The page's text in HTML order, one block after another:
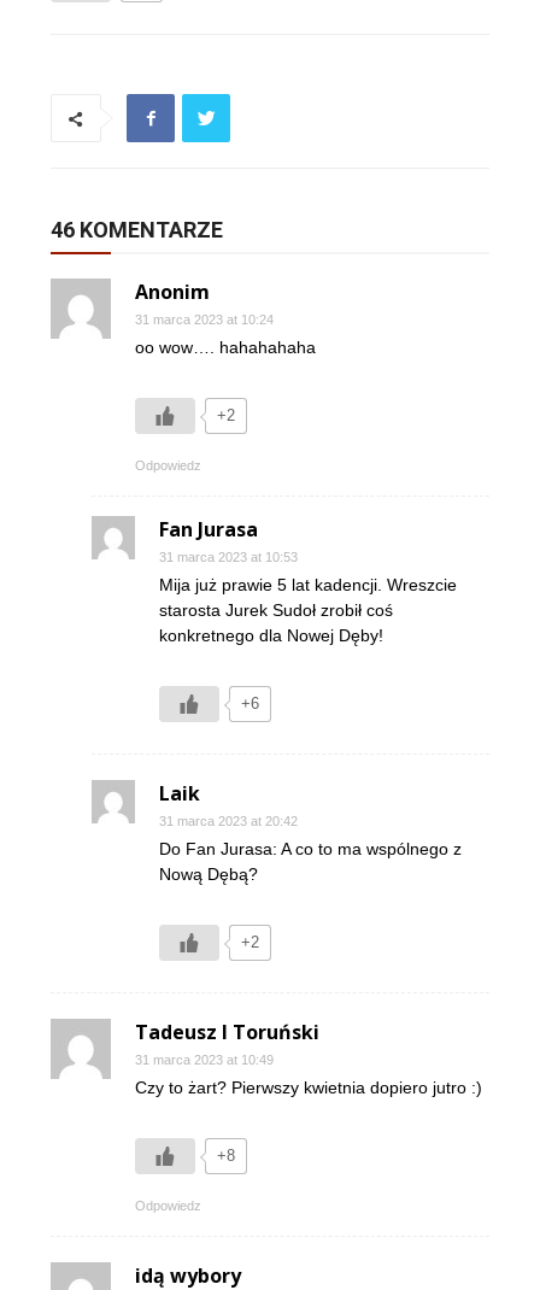
46 KOMENTARZE
Anonim
31 marca 2023 at 10:24
oo wow…. hahahahaha
+2
Odpowiedz
Fan Jurasa
31 marca 2023 at 10:53
Mija już prawie 5 lat kadencji. Wreszcie
starosta Jurek Sudoł zrobił coś
konkretnego dla Nowej Dęby!
+6
Laik
31 marca 2023 at 20:42
Do Fan Jurasa: A co to ma wspólnego z
Nową Dębą?
+2
Tadeusz I Toruński
31 marca 2023 at 10:49
Czy to żart? Pierwszy kwietnia dopiero jutro :)
+8
Odpowiedz
idą wybory